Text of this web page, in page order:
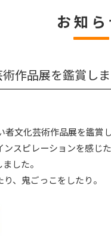
お知ら
作品展を鑑賞し
文化芸術作品展を鑑賞
スピレーションを感じ
した。
、鬼ごっこをしたり。